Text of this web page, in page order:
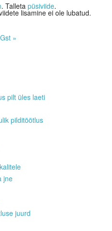
. Talleta püsiviide.
lisamine ei ole lubatud.
»
pilt üles laeti
pilditöötlus
jne
juurd